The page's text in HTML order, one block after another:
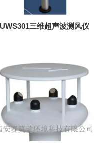
UWS301三维超声波测风仪